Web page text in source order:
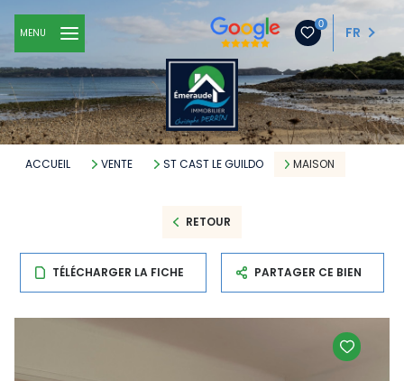
0
FR
MENU
ACCUEIL VENTE ST CAST LE GUILDO MAISON
RETOUR
TÉLÉCHARGER LA FICHE PARTAGER CE BIEN